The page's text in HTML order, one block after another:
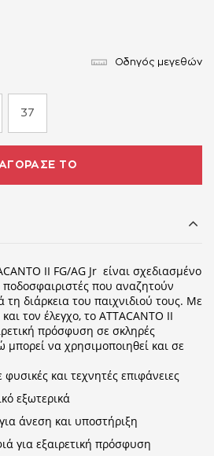
Οδηγός μεγεθών
37
ΤΟ
II FG/AG Jr είναι σχεδιασμένο
ποδοσφαιριστές που αναζητούν
διάρκεια του παιχνιδιού τους. Με
τον έλεγχο, το ATTACANTO II
πρόσφυση σε σκληρές
μπορεί να χρησιμοποιηθεί και σε
φυσικές και τεχνητές επιφάνειες
εξωτερικά
άνεση και υποστήριξη
για εξαιρετική πρόσφυση